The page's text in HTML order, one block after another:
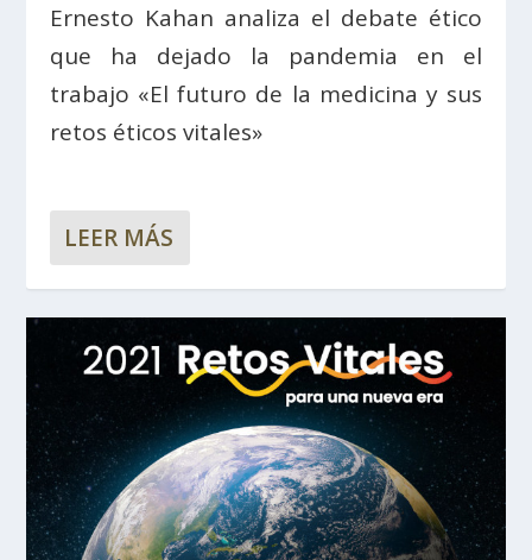
Ernesto Kahan analiza el debate ético
que ha dejado la pandemia en el
trabajo «El futuro de la medicina y sus
retos éticos vitales»
LEER MÁS